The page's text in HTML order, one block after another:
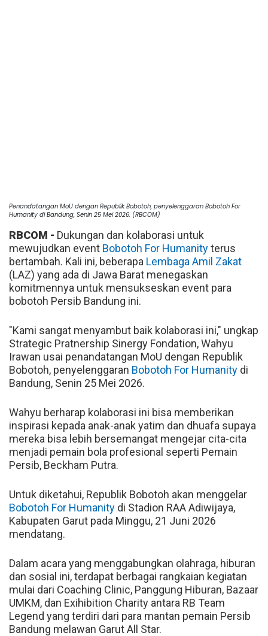
Penandatangan MoU dengan Republik Bobotoh, penyelenggaran Bobotoh For
Humanity di Bandung, Senin 25 Mei 2026. (RBCOM)
RBCOM - Dukungan dan kolaborasi untuk
mewujudkan event Bobotoh For Humanityterus
bertambah. Kali ini, beberapa Lembaga Amil Zakat
(LAZ) yang ada di Jawa Barat menegaskan
komitmennya untuk mensukseskan event para
bobotoh Persib Bandung ini.
"Kami sangat menyambut baik kolaborasi ini," ungkap
Strategic Pratnership Sinergy Fondation, Wahyu
Irawan usai penandatangan MoU dengan Republik
Bobotoh, penyelenggaran Bobotoh For Humanity di
Bandung, Senin 25 Mei 2026.
Wahyu berharap kolaborasi ini bisa memberikan
inspirasi kepada anak-anak yatim dan dhuafa supaya
mereka bisa lebih bersemangat mengejar cita-cita
menjadi pemain bola profesional seperti Pemain
Persib, Beckham Putra.
Untuk diketahui, Republik Bobotoh akan menggelar
Bobotoh For Humanity di Stadion RAA Adiwijaya,
Kabupaten Garut pada Minggu, 21 Juni 2026
mendatang.
Dalam acara yang menggabungkan olahraga, hiburan
dan sosial ini, terdapat berbagai rangkaian kegiatan
mulai dari Coaching Clinic, Panggung Hiburan, Bazaar
UMKM, dan Exihibition Charity antara RB Team
Legend yang terdiri dari para mantan pemain Persib
Bandung melawan Garut All Star.